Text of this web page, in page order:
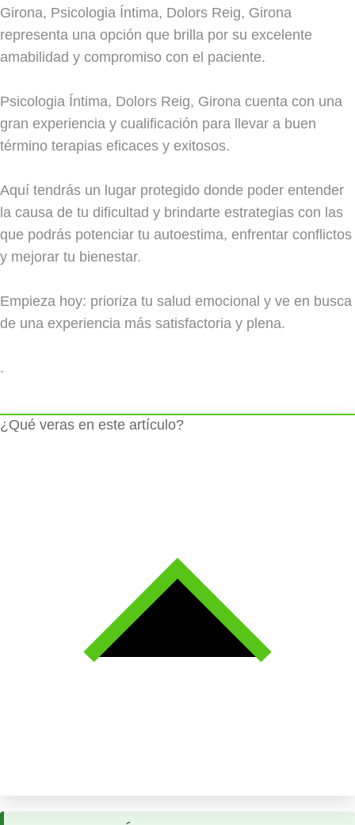
Girona, Psicologia Íntima, Dolors Reig, Girona
representa una opción que brilla por su excelente
amabilidad y compromiso con el paciente.
Psicologia Íntima, Dolors Reig, Girona cuenta con una
gran experiencia y cualificación para llevar a buen
término terapias eficaces y exitosos.
Aquí tendrás un lugar protegido donde poder entender
la causa de tu dificultad y brindarte estrategias con las
que podrás potenciar tu autoestima, enfrentar conflictos
y mejorar tu bienestar.
Empieza hoy: prioriza tu salud emocional y ve en busca
de una experiencia más satisfactoria y plena.
.
¿Qué veras en este artículo?